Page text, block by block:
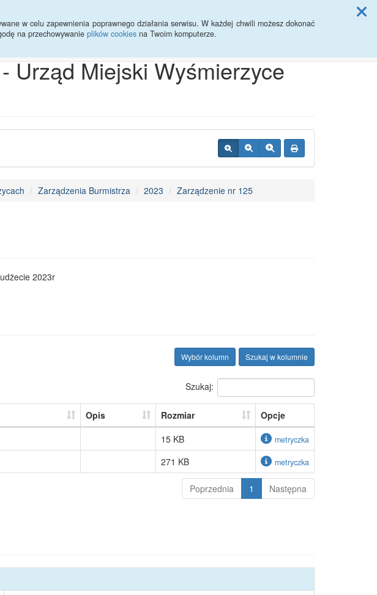
w celu zapewnienia poprawnego działania serwisu. W każdej chwili możesz dokonać
na przechowywanie plików cookies na Twoim komputerze.
Przycisk wyszukaj duży
Urząd Miejski Wyśmierzyce
Zarządzenia Burmistrza 2023 Zarządzenie nr 125
2023r
Szukaj w kolumnie
Wybór kolumn
Szukaj:
Opis Rozmiar
Opcje
15 KB metryczka
271 KB metryczka
Poprzednia 1 Następna